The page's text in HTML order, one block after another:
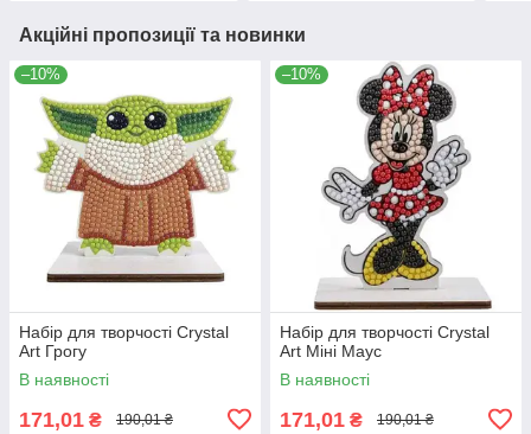
Акційні пропозиції та новинки
–10%
Набір для творчості Crystal
Art Грогу
В наявності
171,01 ₴ 190,01 ₴
–10%
Набір для творчості Crystal
Art Міні Маус
В наявності
171,01 ₴ 190,01 ₴